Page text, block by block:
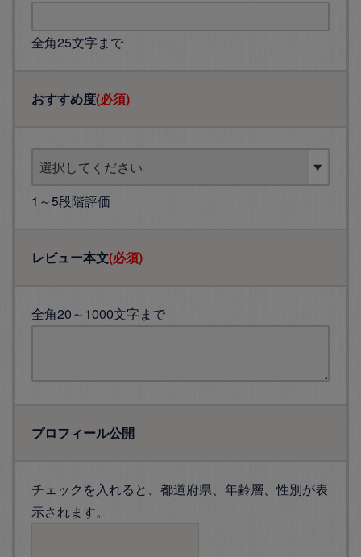
全角25文字まで
おすすめ度(必須)
1～5段階評価
レビュー本文(必須)
全角20～1000文字まで
プロフィール公開
チェックを入れると、都道府県、年齢層、性別が表
示されます。